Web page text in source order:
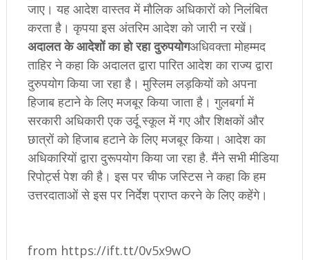
जाए। यह आदेश वास्तव में मौलिक अधिकारों को निलंबित
करता है। कृपया इस अंतरिम आदेश को जारी न रखें।
अदालत के आदेशों का हो रहा दुरुपयोगअधिवक्ता मोहम्मद
ताहिर ने कहा क‍ि अदालत द्वारा पारित आदेश का राज्य द्वारा
दुरुपयोग किया जा रहा है। मुस्लिम लड़कियों को अपना
हिजाब हटाने के लिए मजबूर किया जाता है। गुलबर्गा में
सरकारी अधिकारी एक उर्दू स्कूल में गए और शिक्षकों और
छात्रों को हिजाब हटाने के लिए मजबूर किया। आदेश का
अधिकारियों द्वारा दुरूपयोग किया जा रहा है. मैंने सभी मीडिया
रिपोर्ट्स पेश की है। इस पर चीफ जस्टिस ने कहा क‍ि हम
उत्तरदाताओं से इस पर निर्देश प्राप्त करने के लिए कहेंगे।
from https://ift.tt/0v5x9wO